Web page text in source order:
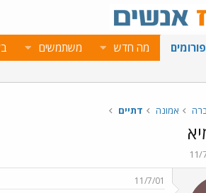
פורומים מה חדש משתמשים
אמונה דתיים
11/
11/7/01